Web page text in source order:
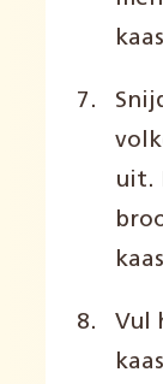
uit.
Vul